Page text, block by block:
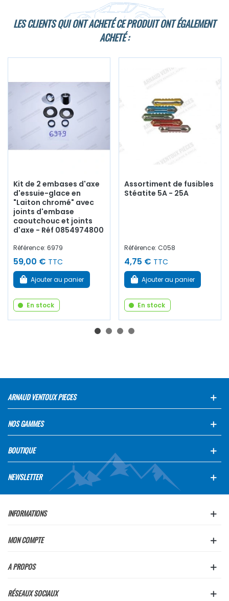
LES CLIENTS QUI ONT ACHETÉ CE PRODUIT ONT ÉGALEMENT
ACHETÉ :
Kit de 2 embases d'axe
d'essuie-glace en
"Laiton chromé" avec
joints d'embase
caoutchouc et joints
d'axe - Réf 0854974800
Référence: 6979
59,00 € TTC
Ajouter au panier
En stock
Assortiment de fusibles
Stéatite 5A - 25A
Référence: C058
4,75 € TTC
Ajouter au panier
En stock
ARNAUD VENTOUX PIECES
NOS GAMMES
BOUTIQUE
NEWSLETTER
INFORMATIONS
MON COMPTE
A PROPOS
RÉSEAUX SOCIAUX